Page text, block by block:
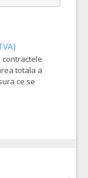
totala a
ce se